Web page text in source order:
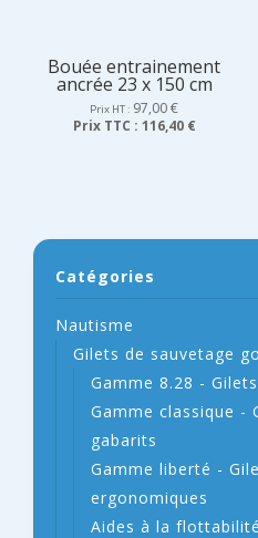
Bouée entrainement
ancrée 23 x 150 cm
Prix HT : 97,00€
Prix TTC : 116,40 €
Catégories
Nautisme
Gilets de sauvetage
Gamme 8.28 -
Gamme classique -
gabarits
Gamme liberté -
ergonomiques
Aides à la